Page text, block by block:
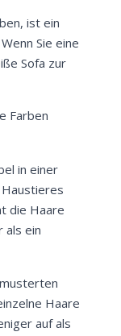
ist ein
Sie eine
Sofa zur
Farben
in einer
die Haare
als ein
Haare
auf als